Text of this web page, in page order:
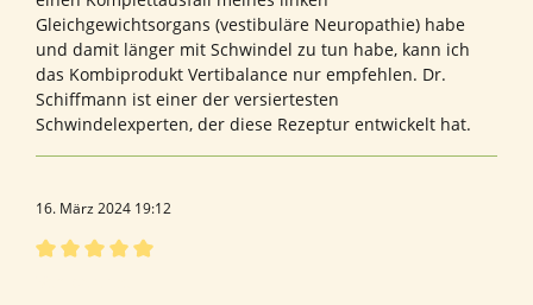
Gleichgewichtsorgans (vestibuläre Neuropathie) habe
und damit länger mit Schwindel zu tun habe, kann ich
das Kombiprodukt Vertibalance nur empfehlen. Dr.
Schiffmann ist einer der versiertesten
Schwindelexperten, der diese Rezeptur entwickelt hat.
16. März 2024 19:12